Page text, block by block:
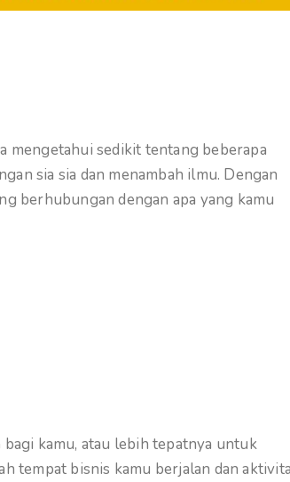
mengetahui sedikit tentang beberapa
sia sia dan menambah ilmu. Dengan
berhubungan dengan apa yang kamu
kamu, atau lebih tepatnya untuk
tempat bisnis kamu berjalan dan